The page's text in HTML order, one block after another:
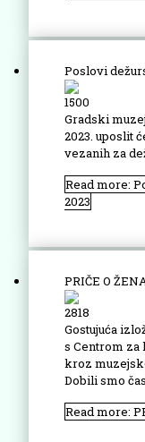
Poslovi
1500
Gradski
2023. uposlit
vezanih za
Read more:
2023
PRIČE O
2818
Gostujuća
s Centrom
kroz
Dobili smo
Read more: